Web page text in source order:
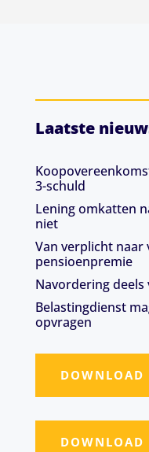
Laatste
3-schuld
Lening omkatten
niet
Van verplicht
pensioenpremie
Navordering
Belastingdienst
opvragen
DOWNLOAD
DOWNLOAD